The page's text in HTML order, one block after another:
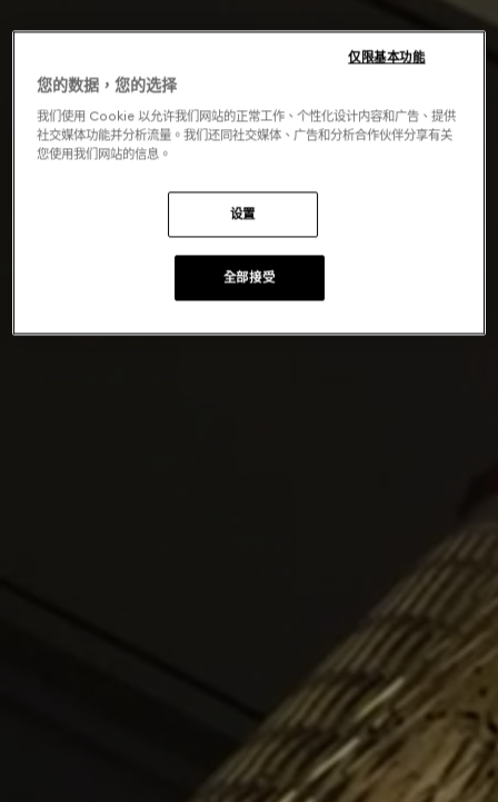
您的数据，您的选择
我们使用 Cookie 以允许我们网站的正常工作、个性化设计内容和广告、提供
社交媒体功能并分析流量。我们还同社交媒体、广告和分析合作伙伴分享有关
您使用我们网站的信息。
设置
仅限基本功能
全部接受